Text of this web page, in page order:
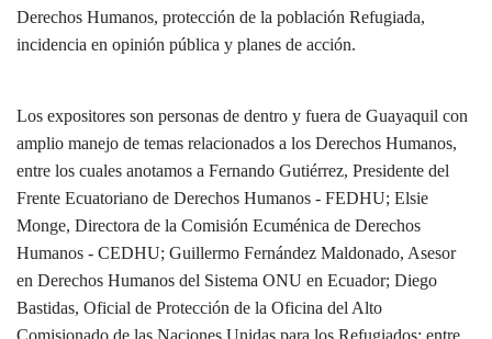
Derechos Humanos, protección de la población Refugiada,
incidencia en opinión pública y planes de acción.
Los expositores son personas de dentro y fuera de Guayaquil con
amplio manejo de temas relacionados a los Derechos Humanos,
entre los cuales anotamos a Fernando Gutiérrez, Presidente del
Frente Ecuatoriano de Derechos Humanos - FEDHU; Elsie
Monge, Directora de la Comisión Ecuménica de Derechos
Humanos - CEDHU; Guillermo Fernández Maldonado, Asesor
en Derechos Humanos del Sistema ONU en Ecuador; Diego
Bastidas, Oficial de Protección de la Oficina del Alto
Comisionado de las Naciones Unidas para los Refugiados; entre